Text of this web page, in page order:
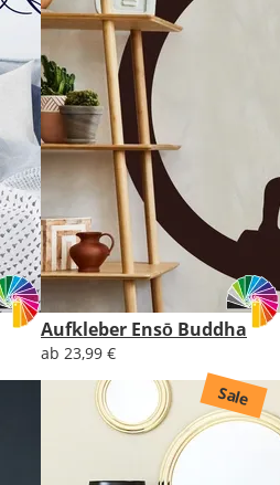
Aufkleber Ensō Buddha
ab 23,99 €
Sale